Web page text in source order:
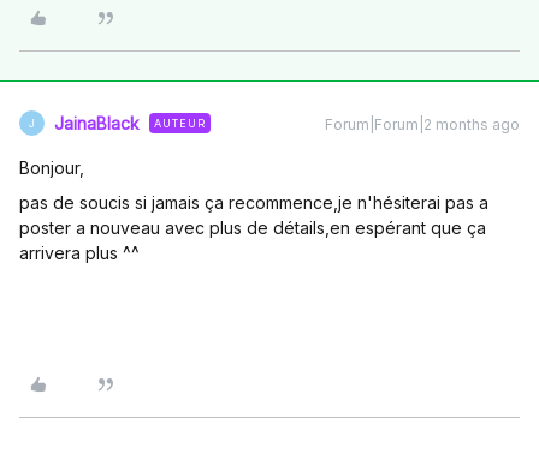
J JainaBlack AUTEUR Forum|Forum|2 months ago
Bonjour,
pas de soucis si jamais ça recommence,je n'hésiterai pas a
poster a nouveau avec plus de détails,en espérant que ça
arrivera plus ^^